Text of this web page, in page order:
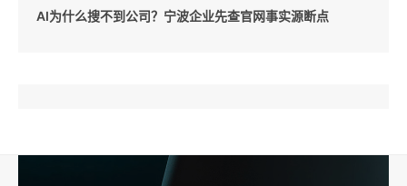
AI为什么搜不到公司？宁波企业先查官网事实源断点